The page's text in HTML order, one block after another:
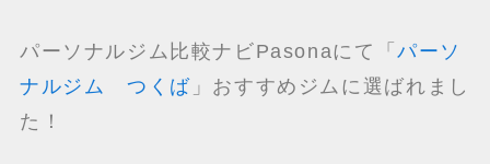
パーソナルジム比較ナビPasonaにて「パーソ
ナルジム つくば 」おすすめジムに選ばれまし
た！